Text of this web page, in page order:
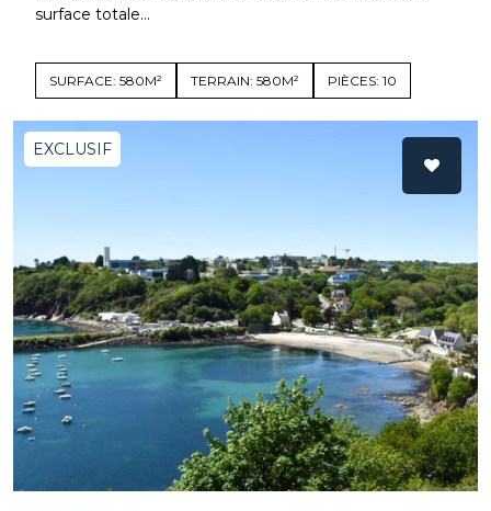
surface totale...
SURFACE: 580M² TERRAIN: 580M² PIÈCES: 10
EXCLUSIF